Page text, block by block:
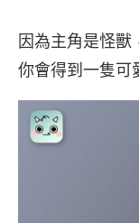
因為主角是怪
你會得到一隻可